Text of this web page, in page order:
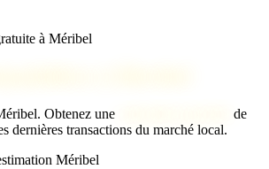
à Méribel
Obtenez une
de
dernières transactions du marché local.
Méribel